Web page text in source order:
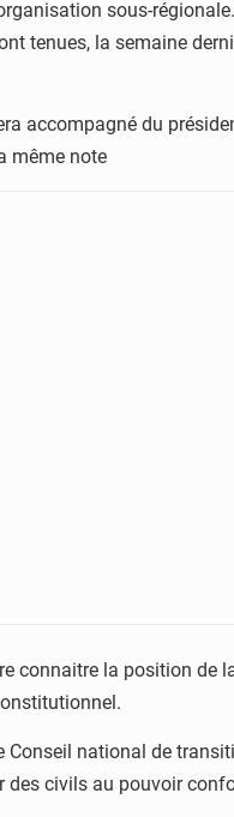
sous-
tenues, la semaine
accompagné du
même note
connaitre la position de
national de
des civils au pouvoir